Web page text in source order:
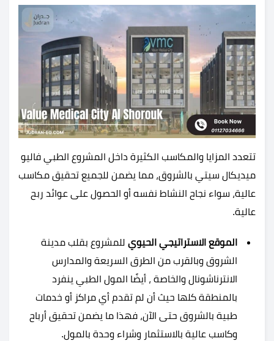
تتعدد المزايا والمكاسب الكثيرة داخل المشروع الطبي فاليو
ميديكال سيتي بالشروق، مما يضمن للجميع تحقيق مكاسب
عالية، سواء نجاح النشاط نفسه أو الحصول على عوائد ربح
عالية.
الموقع الاستراتيجي الحيوي للمشروع بقلب مدينة
الشروق وبالقرب من الطرق السريعة والمدارس
الانترناشونال والخاصة ، أيضًا المول الطبي ينفرد
بالمنطقة كلها حيث أن لم تقدم أي مراكز أو خدمات
طبية بالشروق حتى الآن، فهذا ما يضمن تحقيق أرباح
وكاسب عالية بالاستثمار وشراء وحدة بالمول.